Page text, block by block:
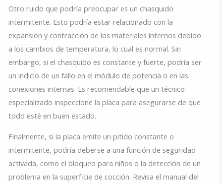
Otro ruido que podría preocupar es un chasquido
intermitente. Esto podría estar relacionado con la
expansión y contracción de los materiales internos debido
a los cambios de temperatura, lo cual es normal. Sin
embargo, si el chasquido es constante y fuerte, podría ser
un indicio de un fallo en el módulo de potencia o en las
conexiones internas. Es recomendable que un técnico
especializado inspeccione la placa para asegurarse de que
todo esté en buen estado.
Finalmente, si la placa emite un pitido constante o
intermitente, podría deberse a una función de seguridad
activada, como el bloqueo para niños o la detección de un
problema en la superficie de cocción. Revisa el manual del